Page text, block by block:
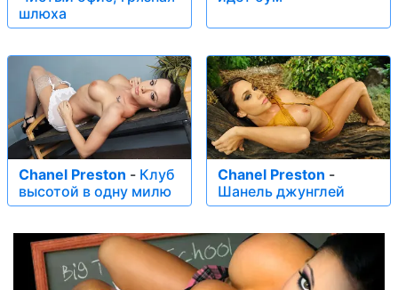
шлюха
Chanel Preston - Клуб
высотой в одну милю
Chanel Preston -
Шанель джунглей